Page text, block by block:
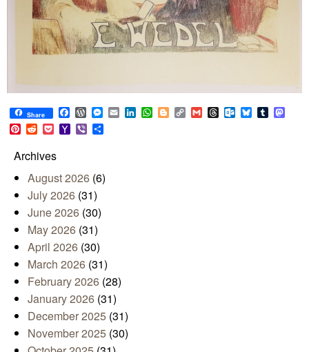
Share Facebook
WordPress
Messenger
EmailLinkedIn
WhatsApp
BloggerCopy
Link
GmailThreadsOutlook.com
BlueskyTumblr
Pinterest
RedditPocketYahoo
Mail
Viber
Archives
August 2026 (6)
July 2026 (31)
June 2026 (30)
May 2026 (31)
April 2026 (30)
March 2026 (31)
February 2026 (28)
January 2026 (31)
December 2025 (31)
November 2025 (30)